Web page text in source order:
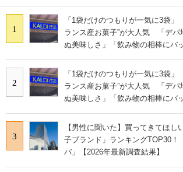
1
「1袋だけのつもりが一気に3袋
ランス産お菓子”が大人気 「デパ
ぬ美味しさ」「飲み物の相棒にバ
2
「1袋だけのつもりが一気に3袋
ランス産お菓子”が大人気 「デパ
ぬ美味しさ」「飲み物の相棒にバ
3
【男性に聞いた】買ってきてほし
子ブランド」ランキングTOP30
バ」【2026年最新調査結果】